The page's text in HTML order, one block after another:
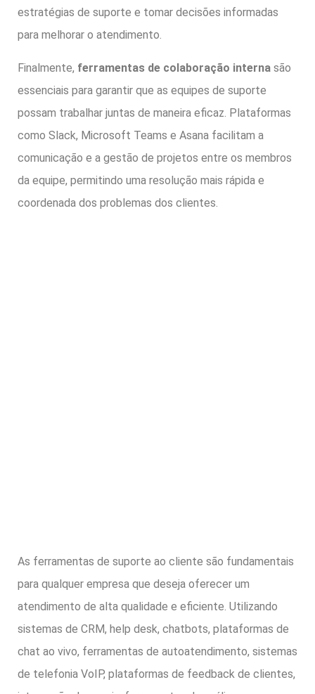
estratégias de suporte e tomar decisões informadas
para melhorar o atendimento.
Finalmente, ferramentas de colaboração interna são
essenciais para garantir que as equipes de suporte
possam trabalhar juntas de maneira eficaz. Plataformas
como Slack, Microsoft Teams e Asana facilitam a
comunicação e a gestão de projetos entre os membros
da equipe, permitindo uma resolução mais rápida e
coordenada dos problemas dos clientes.
As ferramentas de suporte ao cliente são fundamentais
para qualquer empresa que deseja oferecer um
atendimento de alta qualidade e eficiente. Utilizando
sistemas de CRM, help desk, chatbots, plataformas de
chat ao vivo, ferramentas de autoatendimento, sistemas
de telefonia VoIP, plataformas de feedback de clientes,